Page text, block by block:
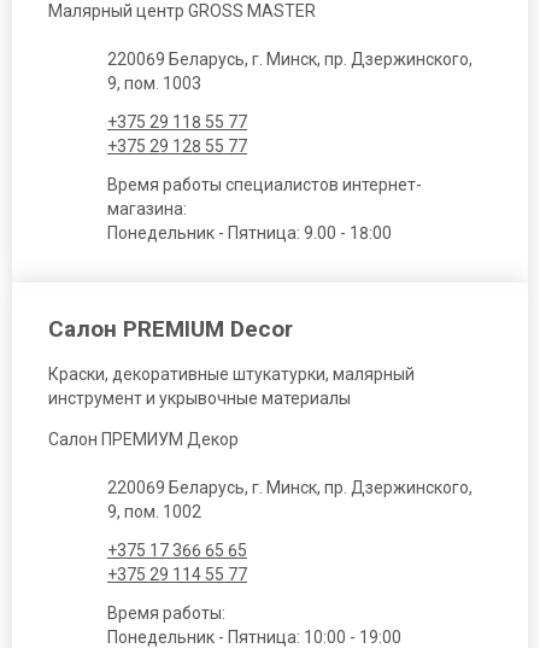
Малярный центр GROSS MASTER
220069 Беларусь, г. Минск, пр. Дзержинского,
9, пом. 1003
+375 29 118 55 77
+375 29 128 55 77
Время работы специалистов интернет-
магазина:
Понедельник - Пятница: 9.00 - 18:00
Салон PREMIUM Decor
Краски, декоративные штукатурки, малярный
инструмент и укрывочные материалы
Салон ПРЕМИУМ Декор
220069 Беларусь, г. Минск, пр. Дзержинского,
9, пом. 1002
+375 17 366 65 65
+375 29 114 55 77
Время работы:
Понедельник - Пятница: 10:00 - 19:00